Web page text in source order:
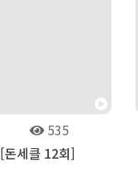
535
돈세클 12회]